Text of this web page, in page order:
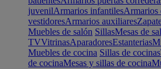
juvenilArmarios infantilesArmarios
vestidoresArmarios auxiliares
Muebles de salón SillasMesas de
TVVitrinasAparadoresEstanterias
Muebles de cocina Sillas de cocinas
de cocinaMesas y sillas de cocina